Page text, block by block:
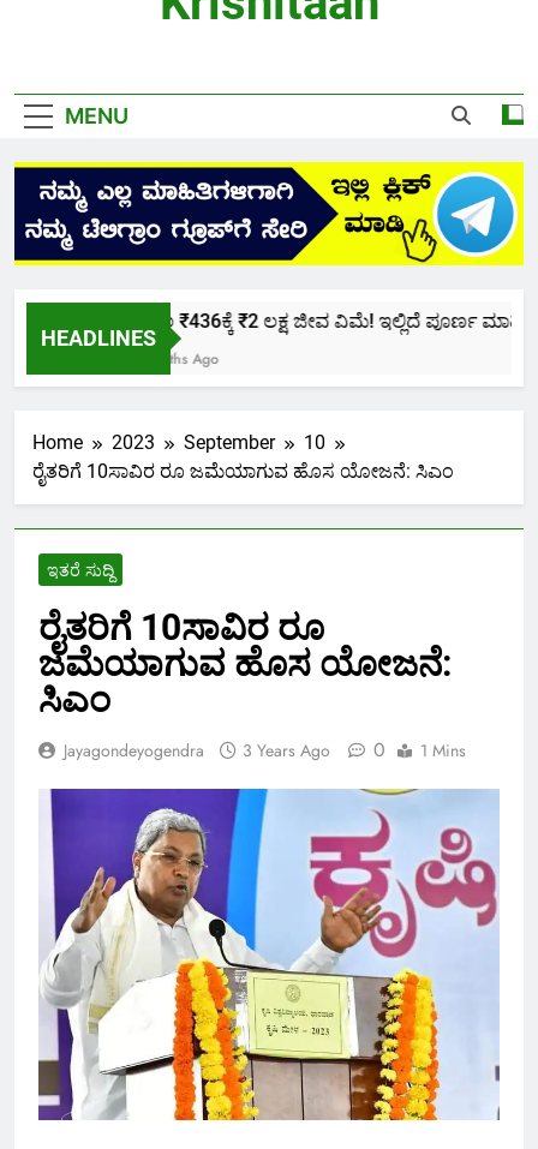
MENU
HEADLINES
ಕೇವಲ ₹436ಕ್ಕೆ ₹2 ಲಕ್ಷ ಜೀವ ವಿಮೆ! ಇಲ್ಲಿದೆ ಪೂರ್ಣ ಮಾಹಿತಿ.
2 Months Ago
Home 2023 September
10
ರೈತರಿಗೆ 10ಸಾವಿರ ರೂ ಜಮೆಯಾಗುವ ಹೊಸ ಯೋಜನೆ: ಸಿಎಂ
ಇತರೆ ಸುದ್ದಿ
ರೈತರಿಗೆ 10ಸಾವಿರ ರೂ
ಜಮೆಯಾಗುವ ಹೊಸ ಯೋಜನೆ:
ಸಿಎಂ
Jayagondeyogendra 3 Years Ago 0 1 Mins